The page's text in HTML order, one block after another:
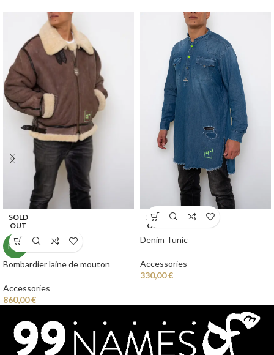
SOLD
OUT
NEW
Bombardier laine de mouton
Accessories
860,00€
SOLD
OUT
Denim Tunic
Accessories
330,00€